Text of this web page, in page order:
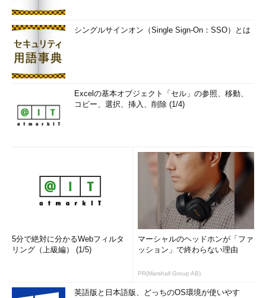
シングルサインオン（Single Sign-On：SSO）とは
Excelの基本オブジェクト「セル」の参照、移動、
コピー、選択、挿入、削除 (1/4)
5分で絶対に分かるWebフィルタ
リング（上級編） (1/5)
マーシャルのヘッドホンが「ファ
ッション」で終わらない理由
PR(Marshall Group AB)
英語版と日本語版、どっちのOS環境が使いやす